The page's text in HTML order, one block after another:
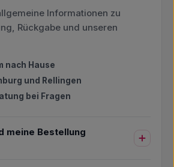
Informationen zu
Rückgabe und unseren
nach Hause
und Rellingen
bei Fragen
meine Bestellung